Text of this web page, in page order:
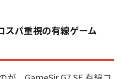
スパ重視の有線ゲーム